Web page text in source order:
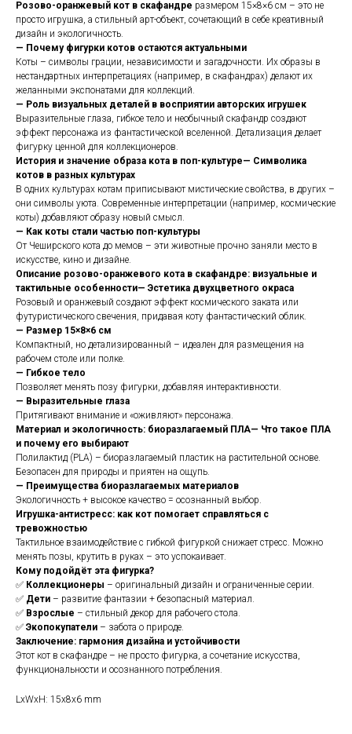
Розово-оранжевый кот в скафандре размером 15×8×6 см – это не
просто игрушка, а стильный арт-объект, сочетающий в себе креативный
дизайн и экологичность.
— Почему фигурки котов остаются актуальными
Коты – символы грации, независимости и загадочности. Их образы в
нестандартных интерпретациях (например, в скафандрах) делают их
желанными экспонатами для коллекций.
— Роль визуальных деталей в восприятии авторских игрушек
Выразительные глаза, гибкое тело и необычный скафандр создают
эффект персонажа из фантастической вселенной. Детализация делает
фигурку ценной для коллекционеров.
История и значение образа кота в поп-культуре— Символика
котов в разных культурах
В одних культурах котам приписывают мистические свойства, в других –
они символы уюта. Современные интерпретации (например, космические
коты) добавляют образу новый смысл.
— Как коты стали частью поп-культуры
От Чеширского кота до мемов – эти животные прочно заняли место в
искусстве, кино и дизайне.
Описание розово-оранжевого кота в скафандре: визуальные и
тактильные особенности— Эстетика двухцветного окраса
Розовый и оранжевый создают эффект космического заката или
футуристического свечения, придавая коту фантастический облик.
— Размер 15×8×6 см
Компактный, но детализированный – идеален для размещения на
рабочем столе или полке.
— Гибкое тело
Позволяет менять позу фигурки, добавляя интерактивности.
— Выразительные глаза
Притягивают внимание и «оживляют» персонажа.
Материал и экологичность: биоразлагаемый ПЛА— Что такое ПЛА
и почему его выбирают
Полилактид (PLA) – биоразлагаемый пластик на растительной основе.
Безопасен для природы и приятен на ощупь.
— Преимущества биоразлагаемых материалов
Экологичность + высокое качество = осознанный выбор.
Игрушка-антистресс: как кот помогает справляться с
тревожностью
Тактильное взаимодействие с гибкой фигуркой снижает стресс. Можно
менять позы, крутить в руках – это успокаивает.
Кому подойдёт эта фигурка?
✅ Коллекционеры – оригинальный дизайн и ограниченные серии.
✅ Дети – развитие фантазии + безопасный материал.
✅ Взрослые – стильный декор для рабочего стола.
✅ Экопокупатели – забота о природе.
Заключение: гармония дизайна и устойчивости
Этот кот в скафандре – не просто фигурка, а сочетание искусства,
функциональности и осознанного потребления.
LxWxH: 15x8x6 mm